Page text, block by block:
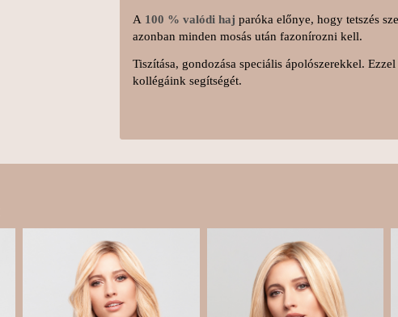
A 100 % valódi haj paróka előnye, hogy tetszés
azonban minden mosás után fazonírozni kell.
Tiszítása, gondozása speciális ápolószerekkel.
kollégáink segítségét.